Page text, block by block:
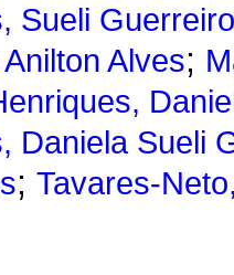
Sueli Guerreiro
Alves;
Daniela Sueli
; Tavares-